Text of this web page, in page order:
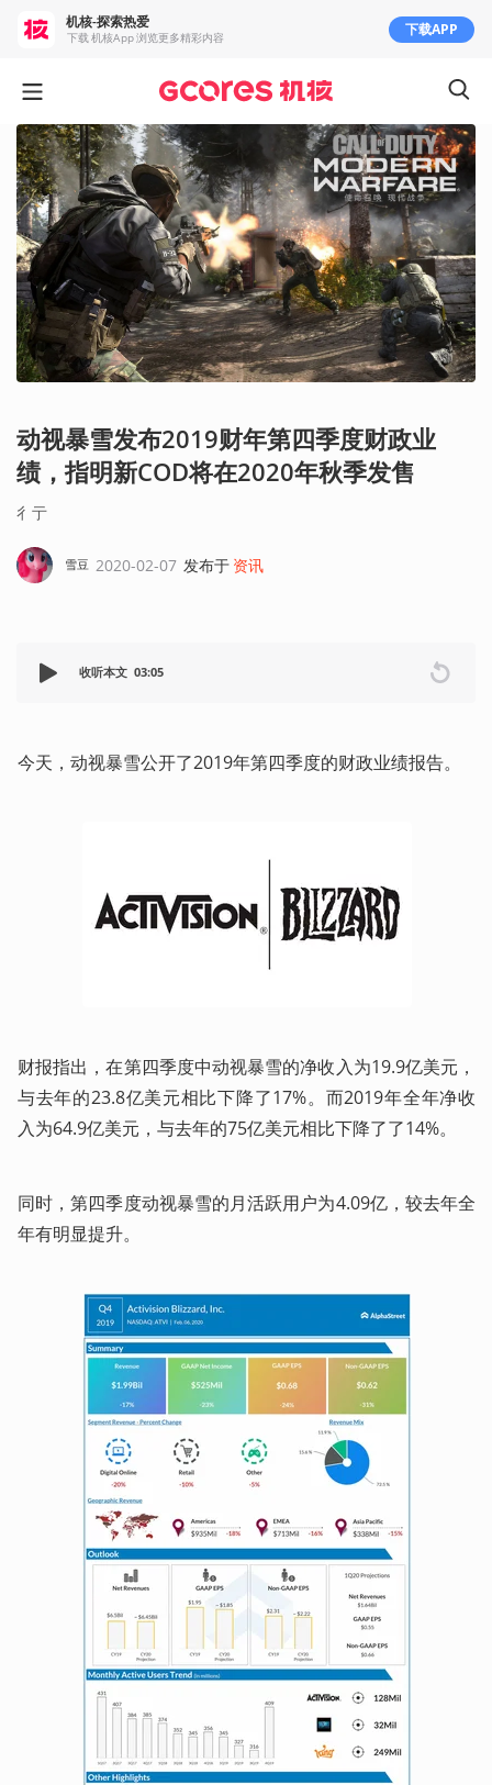
动视暴雪发布2019财年第四季度财政业
绩，指明新COD将在2020年秋季发售
彳亍
雪豆 2020-02-07 发布于 资讯
收听本文 03:05
今天，动视暴雪公开了2019年第四季度的财政业绩报告。
财报指出，在第四季度中动视暴雪的净收入为19.9亿美元，
与去年的23.8亿美元相比下降了17%。而2019年全年净收
入为64.9亿美元，与去年的75亿美元相比下降了了14%。
同时，第四季度动视暴雪的月活跃用户为4.09亿，较去年全
年有明显提升。
机核-探索热爱
下载 机核App 浏览更多精彩内容 下载APP